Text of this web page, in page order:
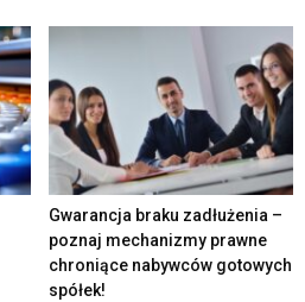
Gwarancja braku zadłużenia –
poznaj mechanizmy prawne
chroniące nabywców gotowych
spółek!